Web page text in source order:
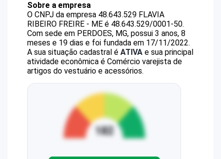
Sobre a empresa
O CNPJ da empresa 48.643.529 FLAVIA
RIBEIRO FREIRE - ME é 48.643.529/0001-50.
Com sede em PERDOES, MG, possui 3 anos, 8
meses e 19 dias e foi fundada em 17/11/2022.
A sua situação cadastral é ATIVA e sua principal
atividade econômica é Comércio varejista de
artigos do vestuário e acessórios.